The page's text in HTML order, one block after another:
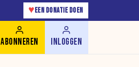
♥ EEN DONATIE DOEN
ABONNEREN INLOGGEN